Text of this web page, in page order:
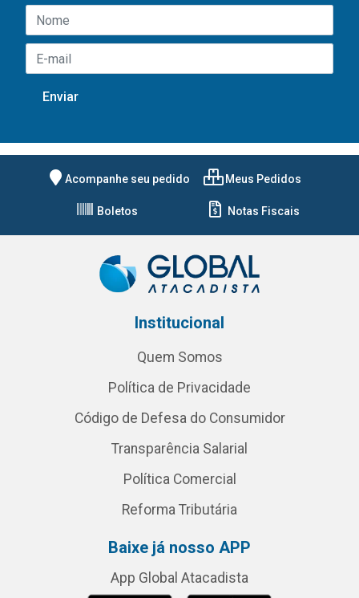
Acompanhe seu pedido Meus Pedidos
Boletos Notas Fiscais
Institucional
Quem Somos
Política de Privacidade
Código de Defesa do Consumidor
Transparência Salarial
Política Comercial
Reforma Tributária
Baixe já nosso APP
App Global Atacadista